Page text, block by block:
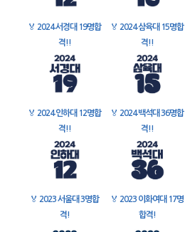
🏅 2024 서경대 19명합
격!!
🏅 2024 삼육대 15명합
격!!
🏅 2024 인하대 12명합
격!!
🏅 2024 백석대 36명합
격!!
🏅 2023 서울대 3명합
격!
🏅 2023 이화여대 17명
합격!